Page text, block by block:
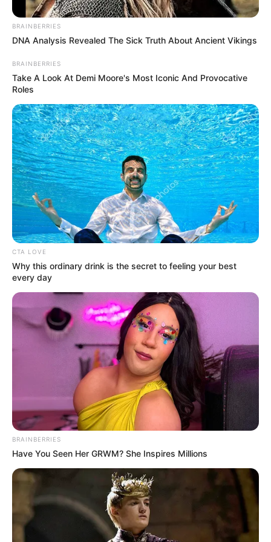
Soha ennyien nem nézték még az Országgyűlést: a
Parlament élő adásai már tévéműsorokat
megszégyenítő számokat hoznak
Valami egészen szokatlan történik
Magyarországon: az emberek elkezdték nézni a
Parlamentet. Nem csak politikai megszállottak, nem
csak újságírók, nem csak pártaktivisták, hanem
tömegek. A hivatalos országgyűlési közvetítések
nézettsége néhány száz, néhány ezer érdeklődőről
Ez önmagában is jelzésértékű. A magyar emberek
hosszú idő után újra azt érzik, hogy a Parlamentben
történik valami. Nem üres szónoklatok, nem előre
lejátszott politikai jelenetek, nem fáradt szereplők
BRAINBERRIES
DNA Analysis Revealed The Sick Truth About Ancient Vikings
BRAINBERRIES
Take A Look At Demi Moore's Most Iconic And Provocative
Roles
CTA LOVE
Why this ordinary drink is the secret to feeling your best
every day
BRAINBERRIES
Have You Seen Her GRWM? She Inspires Millions